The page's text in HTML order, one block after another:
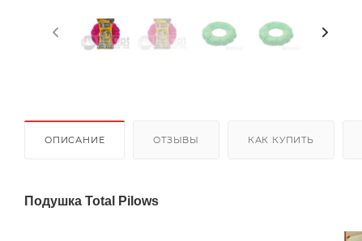
ОПИСАНИЕ ОТЗЫВЫ КАК КУПИТЬ
Подушка Total Pilows